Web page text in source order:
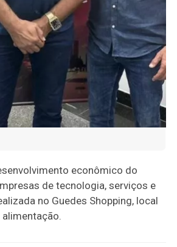
econômico do
de tecnologia, serviços e
no Guedes Shopping, local